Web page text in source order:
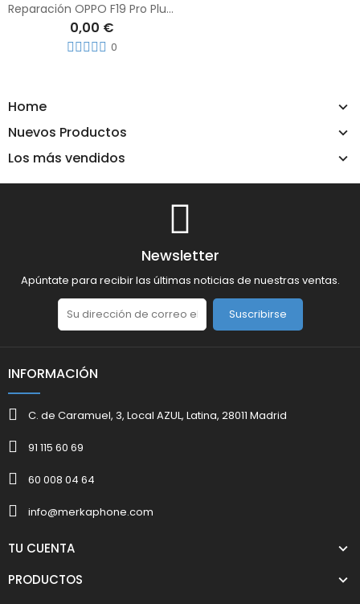
Home
Nuevos Productos
Los más vendidos
Reparación OPPO F19 Pro Plus 5G
0,00 €
0
Newsletter
Apúntate para recibir las últimas noticias de nuestras ventas.
Suscribirse
INFORMACIÓN
C. de Caramuel, 3, Local AZUL, Latina, 28011 Madrid
91 115 60 69
60 008 04 64
info@merkaphone.com
TU CUENTA
PRODUCTOS